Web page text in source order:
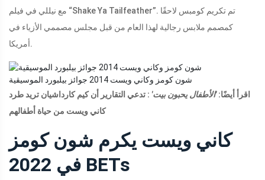
مع نيللي في فيلم “Shake Ya Tailfeather”. تم تكريم كومبس لاحقًا
كمصمم ملابس رجالية لهذا العام من قبل مجلس مصممي الأزياء في
أمريكا.
شون كومز وكاني ويست 2014 جوائز بيلبورد الموسيقية
اقرأ أيضًا:'الأطفال يحبون بيت' : تدعي التقارير أن كيم كارداشيان تريد طرد
كاني ويست من حياة أطفالهم
كاني ويست يكرم شون كومز
في 2022 BETs